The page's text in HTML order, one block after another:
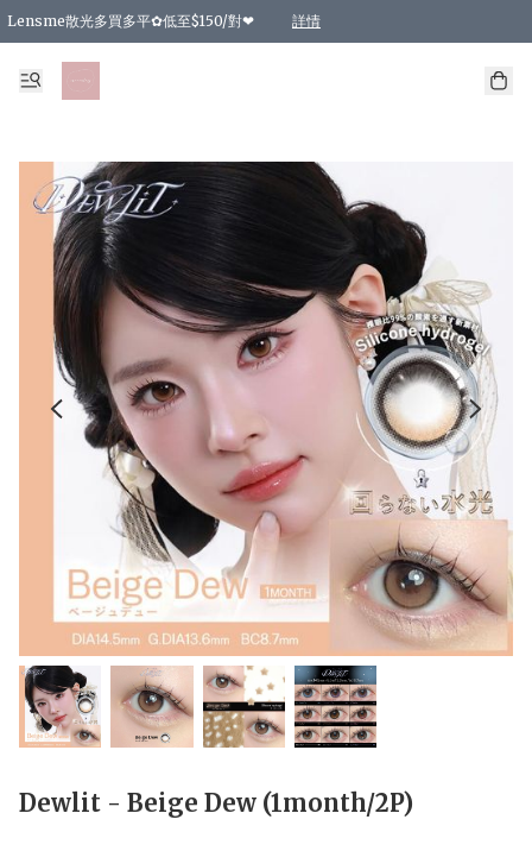
Lensme散光多買多平✿低至$150/對❤ 詳情
台灣Karacon⁩✧日拋 特價清貨❁⃘
日本韓國多款日/月拋現貨☼ 特價❤︎數量有限 售完即止
🇰🇷韓國多款月拋現貨 特價兩對$99✿數量有限 售完即止♫
精選商品，任選買2件或以上9 折；買4件或以上85 折；買6件或以上8 折
精選商品，任選買2件HKD 140.00；買4件HKD 260.00
精選商品，任選買2件HKD 190.00；買4件HKD 360.00
精選商品，任選買2件HKD 110.00；買4件HKD 180.00
精選商品，任選買2件HKD 170.00；買4件HKD 320.00
精選商品，任選買2件或以上減HKD 148.00
精選商品，任選買2件或以上減HKD 148.00
精選商品，任選買2件或以上95 折；買4件或以上9 折；買6件或以上85 折；買8件
精選商品，任選買12件或以上87 折
精選商品，任選買2件或以上減HKD 16.00；買4件或以上減HKD 32.00；買6
精選商品，任選買2件或以上95 折；買4件或以上9 折；買8件或以上85 折；買12
購物滿 HKD 800.00即享免運費優惠！（適用於 特定的送貨方式 )
Dewlit - Beige Dew (1month/2P)